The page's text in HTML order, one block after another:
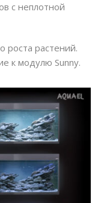
с неплотной
роста растений.
к модулю Sunny.